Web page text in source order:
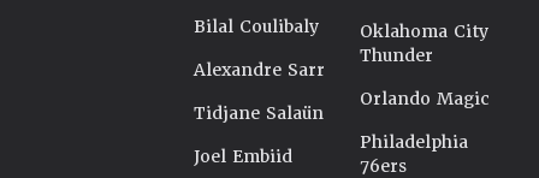
Bilal Coulibaly
Alexandre Sarr
Tidjane Salaün
Joel Embiid
Oklahoma City
Thunder
Orlando Magic
Philadelphia
76ers